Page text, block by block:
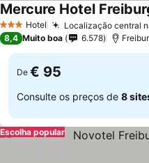
3 EstrelasHotel Localização central
Mercure Hotel
8,4 Muito boa 6.578
De € 95
Consulte os preços de 8
Escolha popular